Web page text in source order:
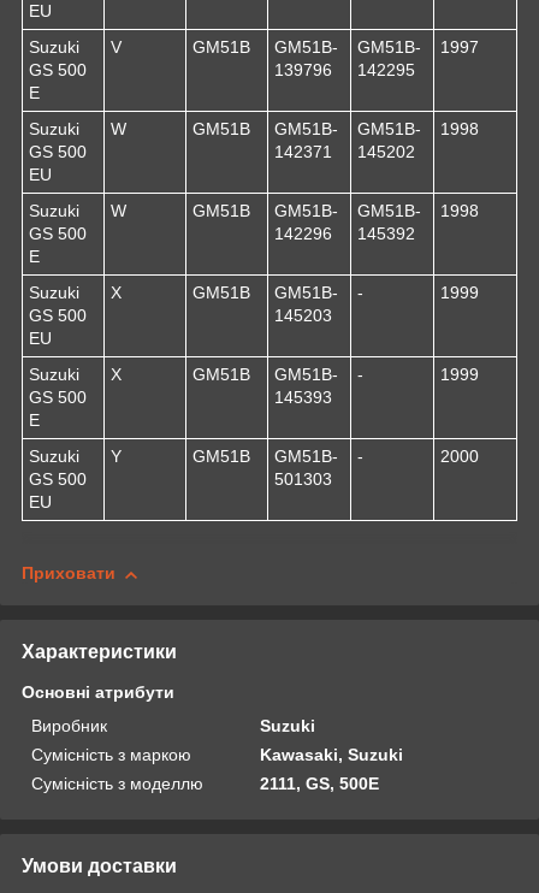
EU
Suzuki
GS 500
E
V GM51B
GM51B-
139796
GM51B-
142295
1997
Suzuki
GS 500
EU
W GM51B
GM51B-
142371
GM51B-
145202
1998
Suzuki
GS 500
E
W GM51B
GM51B-
142296
GM51B-
145392
1998
Suzuki
GS 500
EU
X GM51B
GM51B-
145203
- 1999
Suzuki
GS 500
E
X GM51B
GM51B-
145393
- 1999
Suzuki
GS 500
EU
Y GM51B
GM51B-
501303
- 2000
Приховати
Характеристики
Основні атрибути
Виробник
Suzuki
Сумісність з маркою
Kawasaki, Suzuki
Сумісність з моделлю
2111, GS, 500E
Умови доставки